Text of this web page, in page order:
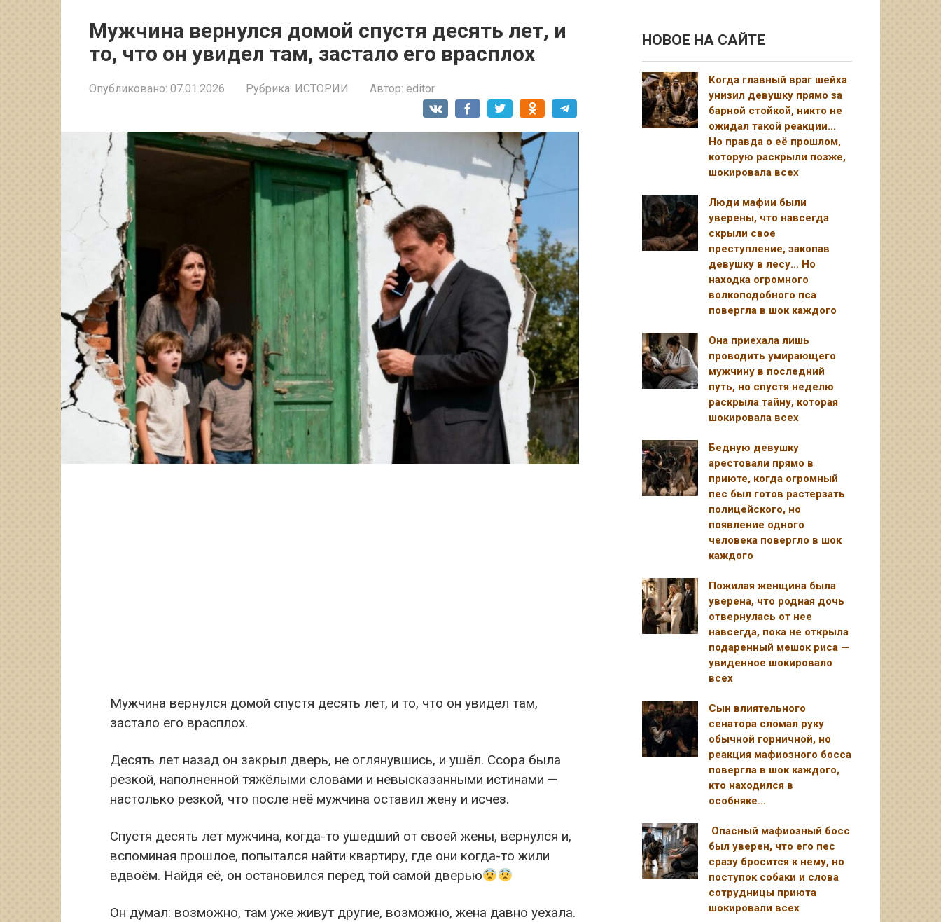
Мужчина вернулся домой спустя десять лет, и
то, что он увидел там, застало его врасплох
Опубликовано: 07.01.2026 Рубрика: ИСТОРИИ Автор: editor
Мужчина вернулся домой спустя десять лет, и то, что он увидел там,
застало его врасплох.
Десять лет назад он закрыл дверь, не оглянувшись, и ушёл. Ссора была
резкой, наполненной тяжёлыми словами и невысказанными истинами —
настолько резкой, что после неё мужчина оставил жену и исчез.
Спустя десять лет мужчина, когда-то ушедший от своей жены, вернулся и,
вспоминая прошлое, попытался найти квартиру, где они когда-то жили
вдвоём. Найдя её, он остановился перед той самой дверью
Он думал: возможно, там уже живут другие, возможно, жена давно уехала.
НОВОЕ НА САЙТЕ
Когда главный враг шейха
унизил девушку прямо за
барной стойкой, никто не
ожидал такой реакции…
Но правда о её прошлом,
которую раскрыли позже,
шокировала всех
Люди мафии были
уверены, что навсегда
скрыли свое
преступление, закопав
девушку в лесу… Но
находка огромного
волкоподобного пса
повергла в шок каждого
Она приехала лишь
проводить умирающего
мужчину в последний
путь, но спустя неделю
раскрыла тайну, которая
шокировала всех
Бедную девушку
арестовали прямо в
приюте, когда огромный
пес был готов растерзать
полицейского, но
появление одного
человека повергло в шок
каждого
Пожилая женщина была
уверена, что родная дочь
отвернулась от нее
навсегда, пока не открыла
подаренный мешок риса —
увиденное шокировало
всех
Сын влиятельного
сенатора сломал руку
обычной горничной, но
реакция мафиозного босса
повергла в шок каждого,
кто находился в
особняке…
Опасный мафиозный босс
был уверен, что его пес
сразу бросится к нему, но
поступок собаки и слова
сотрудницы приюта
шокировали всех